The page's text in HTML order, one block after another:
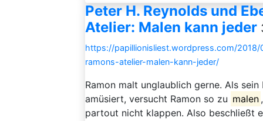
Peter H. Reynolds und
Atelier: Malen kann jeder
https://papillionisliest.wordpress.com/
ramons-atelier-malen-kann-jeder/
Ramon malt unglaublich gerne. Als
amüsiert, versucht Ramon so zu malen
partout nicht klappen. Also beschließt